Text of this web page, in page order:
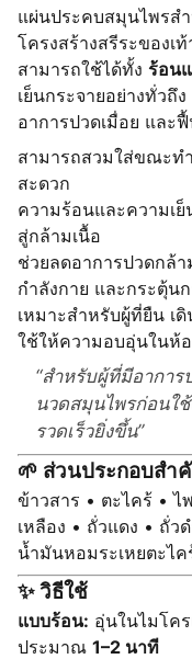
แผ่นประคบสมุนไพรส
โครงสร้างสรีระของเท้
สามารถใช้ได้ทั้ง ร้อน
เย็นกระจายอย่างทั่วถึ
อาการปวดเมื่อย และ
สามารถสวมใส่ขณะท
สะดวก
ความร้อนและความเ
สู่กล้ามเนื้อ
ช่วยลดอาการปวดกล้า
กำลังกาย และกระตุ้น
เหมาะสำหรับผู้ที่ยืน เ
ใช้ให้ความอบอุ่นในห้
สำหรับผู้ที่มีอาการ
นวดสมุนไพรก่อนใช้
รวดเร็วยิ่งขึ้น
🌱 ส่วนประกอบสำ
ข้าวสาร • ตะไคร้ •
เหลือง • ถั่วแดง • ถั่ว
น้ำมันหอมระเหยตะไ
✨ วิธีใช้
แบบร้อน: อุ่นในไมโค
ประมาณ 1–2 นาที